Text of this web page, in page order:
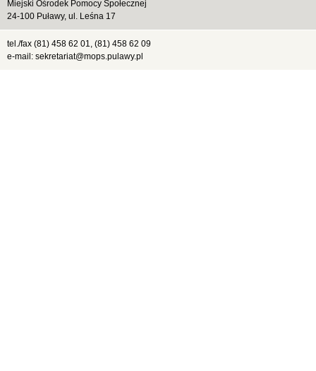
Miejski Ośrodek Pomocy Społecznej
24-100 Puławy, ul. Leśna 17
tel./fax (81) 458 62 01, (81) 458 62 09
e-mail: sekretariat@mops.pulawy.pl